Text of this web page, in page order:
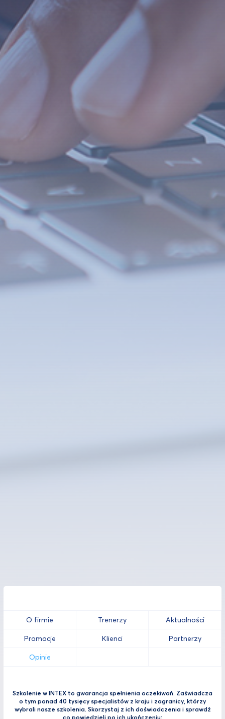
O firmie Trenerzy Aktualności
Promocje Klienci Partnerzy
Opinie
Szkolenie w INTEX to gwarancja spełnienia oczekiwań. Zaświadcza
o tym ponad 40 tysięcy specjalistów z kraju i zagranicy, którzy
wybrali nasze szkolenia. Skorzystaj z ich doświadczenia i sprawdź
co powiedzieli po ich ukończeniu: